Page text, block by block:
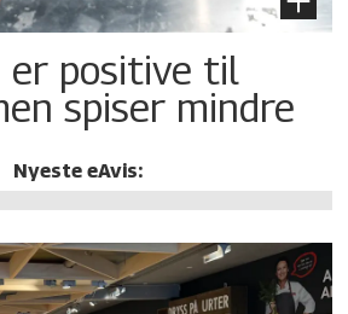
er positive til
spiser mindre
Nyeste eAvis: